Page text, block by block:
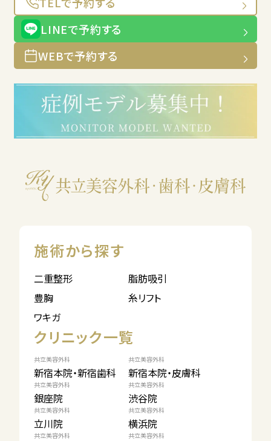
LINEで予約する
WEBで予約する
施術から探す
二重整形
脂肪吸引
豊胸
糸リフト
ワキガ
クリニック一覧
共立美容外科
新宿本院・新宿歯科
共立美容外科
新宿本院・皮膚科
共立美容外科
銀座院
共立美容外科
渋谷院
共立美容外科
立川院
共立美容外科
横浜院
共立美容外科 共立美容外科